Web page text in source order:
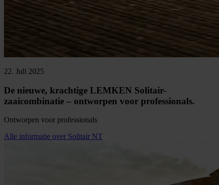
22. Juli 2025
De nieuwe, krachtige LEMKEN Solitair-
zaaicombinatie – ontworpen voor professionals.
Ontworpen voor professionals
Alle informatie over Solitair NT